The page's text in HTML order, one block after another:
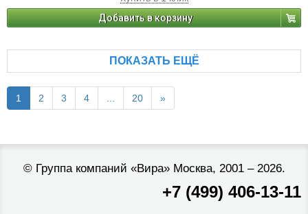
Добавить в корзину
ПОКАЗАТЬ ЕЩЁ
1 2 3 4 ... 20 »
© Группа компаний «Вира»Москва, 2001 – 2026.
+7 (499) 406-13-11